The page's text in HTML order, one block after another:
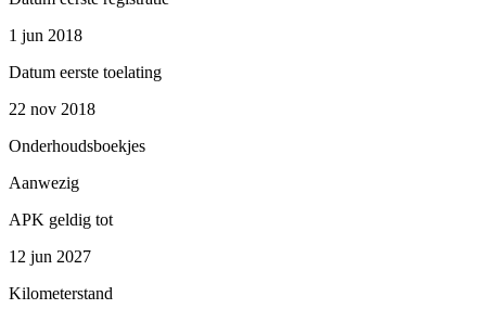
1 jun 2018
Datum eerste toelating
22 nov 2018
Onderhoudsboekjes
Aanwezig
APK geldig tot
12 jun 2027
Kilometerstand